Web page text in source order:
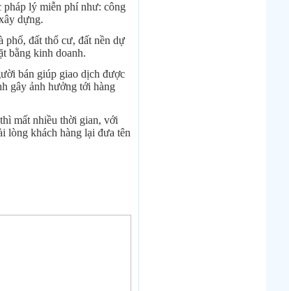
pháp lý miễn phí như: công
dựng.
phố, đất thổ cư, đất nền dự
bằng kinh doanh.
bán giúp giao dịch được
gây ảnh hưởng tới hàng
mất nhiều thời gian, với
lòng khách hàng lại đưa tên